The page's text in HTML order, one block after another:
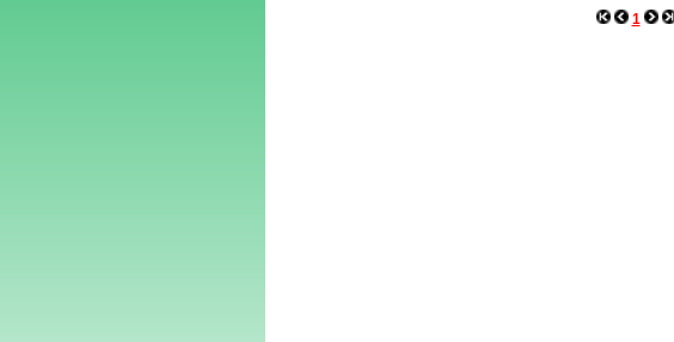
1